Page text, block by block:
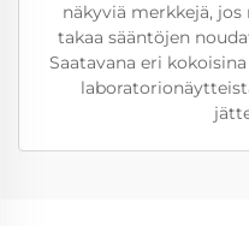
näkyviä merkkejä,
takaa sääntöjen
Saatavana eri